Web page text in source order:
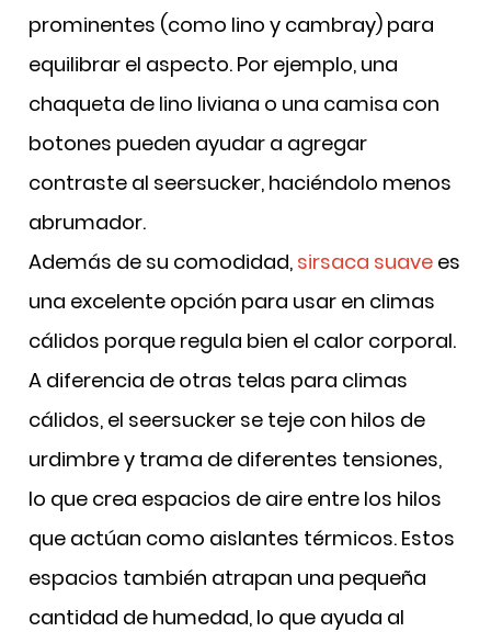
prominentes (como lino y cambray) para
equilibrar el aspecto. Por ejemplo, una
chaqueta de lino liviana o una camisa con
botones pueden ayudar a agregar
contraste al seersucker, haciéndolo menos
abrumador.
Además de su comodidad, sirsaca suave es
una excelente opción para usar en climas
cálidos porque regula bien el calor corporal.
A diferencia de otras telas para climas
cálidos, el seersucker se teje con hilos de
urdimbre y trama de diferentes tensiones,
lo que crea espacios de aire entre los hilos
que actúan como aislantes térmicos. Estos
espacios también atrapan una pequeña
cantidad de humedad, lo que ayuda al